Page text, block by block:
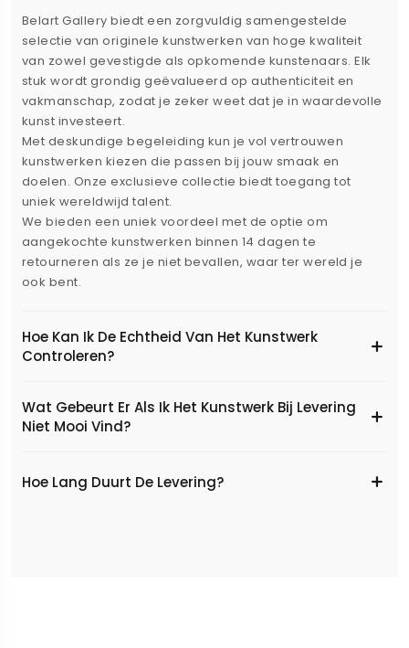
Belart Gallery biedt een zorgvuldig samengestelde
selectie van originele kunstwerken van hoge kwaliteit
van zowel gevestigde als opkomende kunstenaars. Elk
stuk wordt grondig geëvalueerd op authenticiteit en
vakmanschap, zodat je zeker weet dat je in waardevolle
kunst investeert.
Met deskundige begeleiding kun je vol vertrouwen
kunstwerken kiezen die passen bij jouw smaak en
doelen. Onze exclusieve collectie biedt toegang tot
uniek wereldwijd talent.
We bieden een uniek voordeel met de optie om
aangekochte kunstwerken binnen 14 dagen te
retourneren als ze je niet bevallen, waar ter wereld je
ook bent.
Hoe Kan Ik De Echtheid Van Het Kunstwerk
Controleren?
Wat Gebeurt Er Als Ik Het Kunstwerk Bij Levering
Niet Mooi Vind?
Hoe Lang Duurt De Levering?